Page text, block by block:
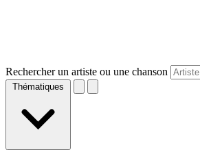
Rechercher un artiste ou une chanson
Thématiques